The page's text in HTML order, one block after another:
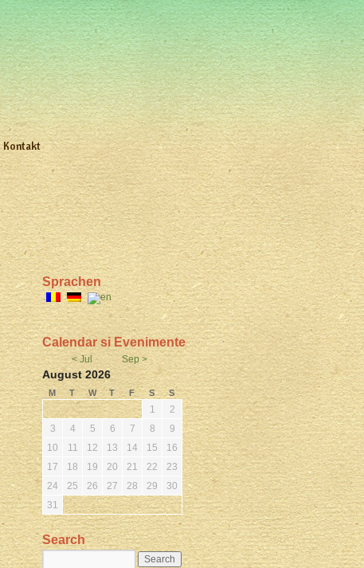
Kontakt
Sprachen
Calendar si Evenimente
< Jul Sep >
August 2026
M T W T F S S
1
2
3
4 5 6 7 8
9
10
11 12 13 14 15
16
17
18 19 20 21 22
23
24
25 26 27 28 29
30
31
Search